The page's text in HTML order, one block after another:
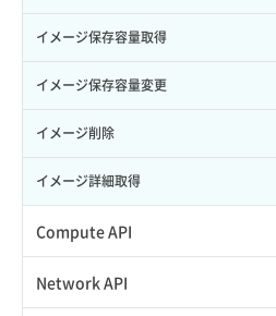
サブユーザー一覧取得
サブユーザー作成
サブユーザー削除
サブユーザー更新
サブユーザー詳細取得
スナップショット詳細取得（アイテム指
バックアップリストア
バックアップ一覧取得
バックアップ詳細一覧取得
バックアップ詳細取得
ボリュームイメージ保存
イメージ保存容量取得
イメージ保存容量変更
イメージ削除
イメージ詳細取得
Compute API
ISOイメージ挿入/排出
Network API